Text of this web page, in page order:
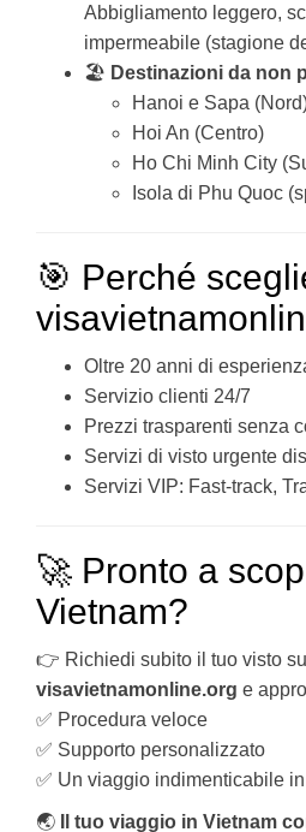
Abbigliamento leggero,
impermeabile (stagione
🏖️ Destinazioni da non
Hanoi e Sapa
Hoi An (Centro)
Ho Chi Minh City
Isola di Phu Quoc
🎯 Perché
Oltre 20 anni di
Servizio clienti 24/7
Prezzi trasparenti senza
Servizi di visto urgente
Servizi VIP: Fast-track,
🚀 Pronto a
Vietnam?
👉 Richiedi subito il tuo visto su
visavietnamonline.org e
✅ Procedura veloce
✅ Supporto personalizzato
✅ Un viaggio indimenticabile
🌏 Il tuo viaggio in Vietnam